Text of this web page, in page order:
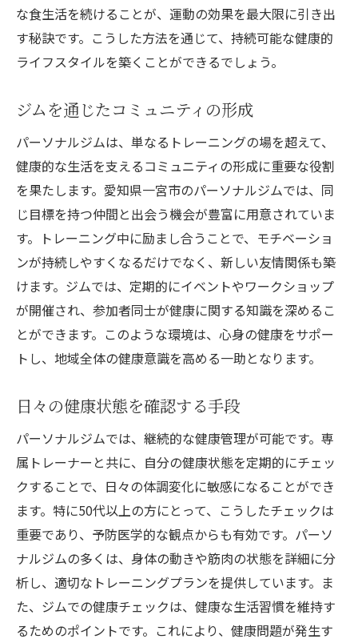
な食生活を続けることが、運動の効果を最大限に引き出
す秘訣です。こうした方法を通じて、持続可能な健康的
ライフスタイルを築くことができるでしょう。
ジムを通じたコミュニティの形成
パーソナルジムは、単なるトレーニングの場を超えて、
健康的な生活を支えるコミュニティの形成に重要な役割
を果たします。愛知県一宮市のパーソナルジムでは、同
じ目標を持つ仲間と出会う機会が豊富に用意されていま
す。トレーニング中に励まし合うことで、モチベーショ
ンが持続しやすくなるだけでなく、新しい友情関係も築
けます。ジムでは、定期的にイベントやワークショップ
が開催され、参加者同士が健康に関する知識を深めるこ
とができます。このような環境は、心身の健康をサポー
トし、地域全体の健康意識を高める一助となります。
日々の健康状態を確認する手段
パーソナルジムでは、継続的な健康管理が可能です。専
属トレーナーと共に、自分の健康状態を定期的にチェッ
クすることで、日々の体調変化に敏感になることができ
ます。特に50代以上の方にとって、こうしたチェックは
重要であり、予防医学的な観点からも有効です。パーソ
ナルジムの多くは、身体の動きや筋肉の状態を詳細に分
析し、適切なトレーニングプランを提供しています。ま
た、ジムでの健康チェックは、健康な生活習慣を維持す
るためのポイントです。これにより、健康問題が発生す